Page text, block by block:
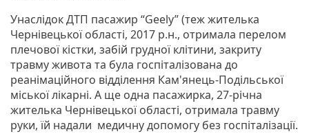
Унаслідок ДТП пасажир “Geely” (теж жителька
Чернівецької області, 2017 р.н., отримала перелом
плечової кістки, забій грудної клітини, закриту
травму живота та була госпіталізована до
реанімаційного відділення Кам'янець-Подільської
міської лікарні. А ще одна пасажирка, 27-річна
жителька Чернівецької області, отримала травму
руки, їй надали медичну допомогу без госпіталізації.